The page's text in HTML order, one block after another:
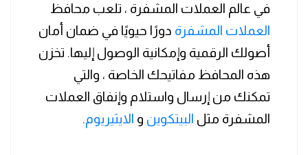
في عالم العملات المشفرة ، تلعب محافظ
العملات المشفرة دورًا حيويًا في ضمان أمان
أصولك الرقمية وإمكانية الوصول إليها. تخزن
هذه المحافظ مفاتيحك الخاصة ، والتي
تمكنك من إرسال واستلام وإنفاق العملات
المشفرة مثل البيتكوين و الايثيريوم.